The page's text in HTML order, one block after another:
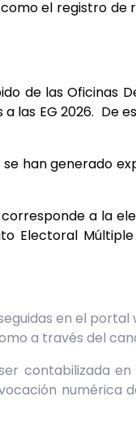
el registro
de las Oficinas
EG 2026. De
han generado
a la
Electoral
en el
a través del
contabilizada